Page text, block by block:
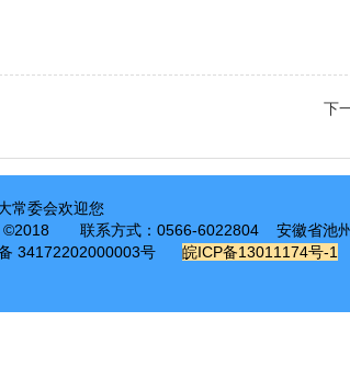
下
常委会欢迎您
©2018
联系方式：0566-6022804 安徽省池
34172202000003号
皖ICP备13011174号-1